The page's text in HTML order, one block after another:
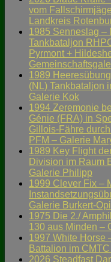
vom
Landkreis
1985 Senneslag –
Tankbataljon
Pyrmont +
1989
(NL) Tankbataljon
Galerie Kok
1994 Zeremonie
Génie (FRA) in
Gillois-Fähre
PFM – Galerie
1989 Key Flight
Division im Raum
Galerie Philipp
1999 Clever Fix –
Galerie Burkert-
1975 Die 2./
130 aus Minden –
1997 White Horse
Battalion im
2026 Steadfast